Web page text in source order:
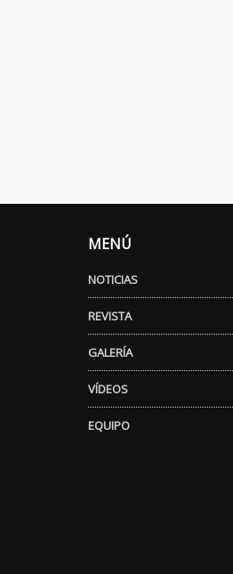
MENÚ
NOTICIAS
REVISTA
GALERÍA
VÍDEOS
EQUIPO